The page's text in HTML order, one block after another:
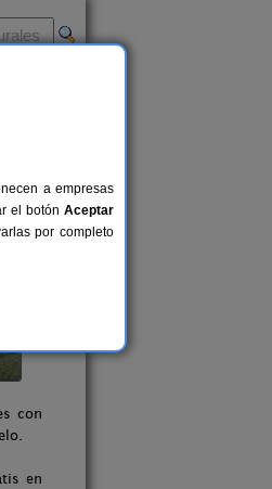
con
en
a empresas
el botón Aceptar
por completo